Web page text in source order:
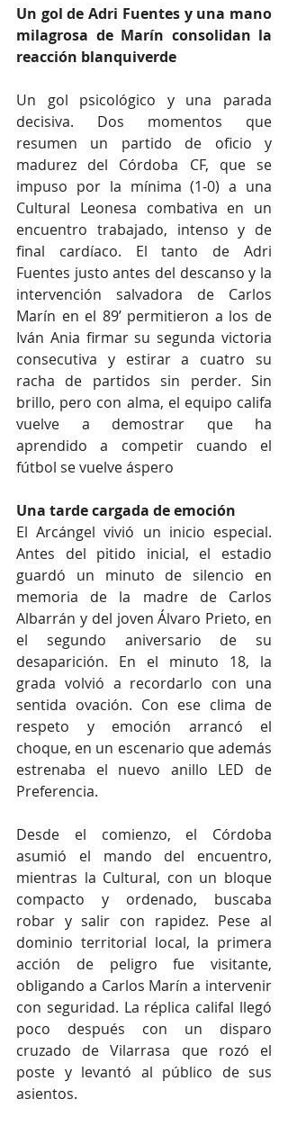
Un gol de Adri Fuentes y una mano
milagrosa de Marín consolidan la
reacción blanquiverde
Un gol psicológico y una parada
decisiva. Dos momentos que
resumen un partido de oficio y
madurez del Córdoba CF, que se
impuso por la mínima (1-0) a una
Cultural Leonesa combativa en un
encuentro trabajado, intenso y de
final cardíaco. El tanto de Adri
Fuentes justo antes del descanso y la
intervención salvadora de Carlos
Marín en el 89’ permitieron a los de
Iván Ania firmar su segunda victoria
consecutiva y estirar a cuatro su
racha de partidos sin perder. Sin
brillo, pero con alma, el equipo califa
vuelve a demostrar que ha
aprendido a competir cuando el
fútbol se vuelve áspero
Una tarde cargada de emoción
El Arcángel vivió un inicio especial.
Antes del pitido inicial, el estadio
guardó un minuto de silencio en
memoria de la madre de Carlos
Albarrán y del joven Álvaro Prieto, en
el segundo aniversario de su
desaparición. En el minuto 18, la
grada volvió a recordarlo con una
sentida ovación. Con ese clima de
respeto y emoción arrancó el
choque, en un escenario queademás
estrenaba el nuevo anillo LED de
Preferencia.
Desde el comienzo, el Córdoba
asumió el mando del encuentro,
mientras la Cultural, con un bloque
compacto y ordenado, buscaba
robar y salir con rapidez. Pese al
dominio territorial local, la primera
acción de peligro fue visitante,
obligando a Carlos Marín a intervenir
con seguridad. La réplica califal llegó
poco después con un disparo
cruzado de Vilarrasa que rozó el
poste y levantó al público de sus
asientos.